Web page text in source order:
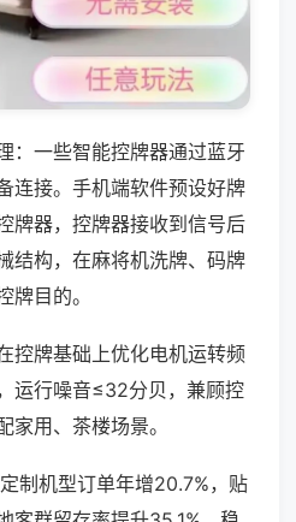
：一些智能控牌器通过蓝牙
连接。手机端软件预设好牌
牌器，控牌器接收到信号后
结构，在麻将机洗牌、码牌
牌目的。
控牌基础上优化电机运转频
运行噪音≤32分贝，兼顾控
家用、茶楼场景。
制机型订单年增20.7%，贴